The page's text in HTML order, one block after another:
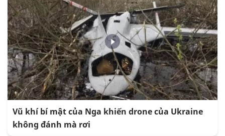
Vũ khí bí mật của Nga khiến drone của Ukraine
không đánh mà rơi